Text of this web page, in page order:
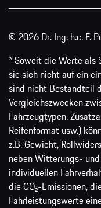
© 2026 Dr. Ing. h.c. F.
* Soweit die Werte als
sie sich nicht auf ein
sind nicht Bestandteil
Vergleichszwecken
Fahrzeugtypen.
Reifenformat usw.)
z.B. Gewicht,
neben Witterungs-
individuellen
die CO₂-Emissionen,
Fahrleistungswerte